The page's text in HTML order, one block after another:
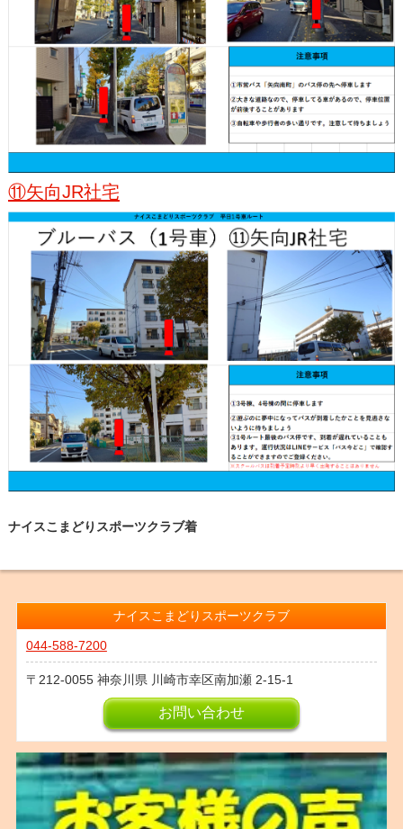
⑪矢向JR社宅
ナイスこまどりスポーツクラブ着
ナイスこまどりスポーツクラブ
044-588-7200
212-0055 神奈川県 川崎市幸区南加瀬 2-15-1
お問い合わせ